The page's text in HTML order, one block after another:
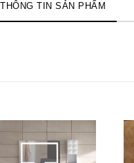
THÔNG TIN SẢN PHẨM